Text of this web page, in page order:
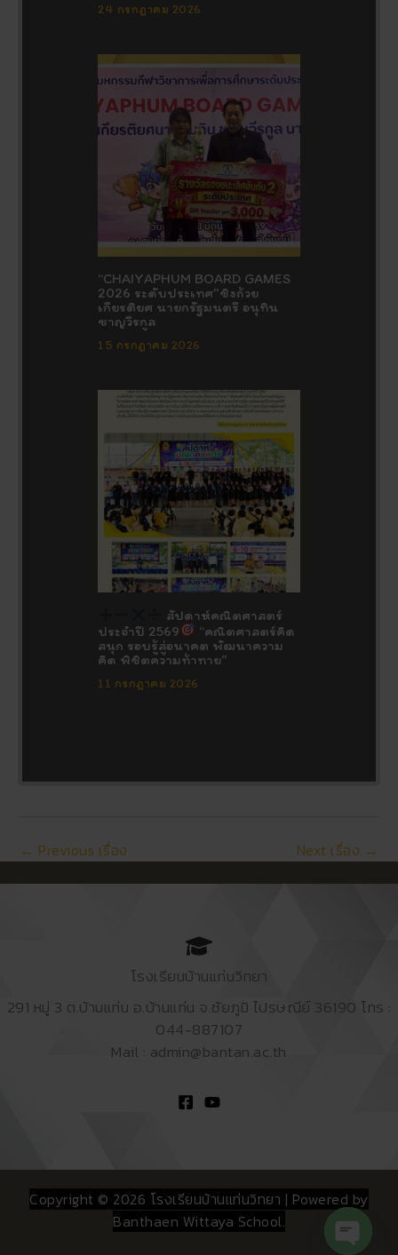
24 กรกฎาคม 2026
“CHAIYAPHUM BOARD GAMES
2026 ระดับประเทศ”ชิงถ้วย
เกียรติยศ นายกรัฐมนตรี อนุทิน
ชาญวีรกูล
15 กรกฎาคม 2026
สัปดาห์คณิตศาสตร์
ประจำปี 2569
“คณิตศาสตร์คิด
สนุก รอบรู้สู่อนาคต พัฒนาความ
คิด พิชิตความท้าทาย”
11 กรกฎาคม 2026
← Previous เรื่อง Next เรื่อง →
โรงเรียนบ้านแท่นวิทยา
291 หมู่ 3 ต.บ้านแท่น อ.บ้านแท่น จ.ชัยภูมิ ไปรษณีย์ 36190 โทร :
044-887107
Mail : admin@bantan.ac.th
Copyright © 2026 โรงเรียนบ้านแท่นวิทยา | Powered by
Banthaen Wittaya School.